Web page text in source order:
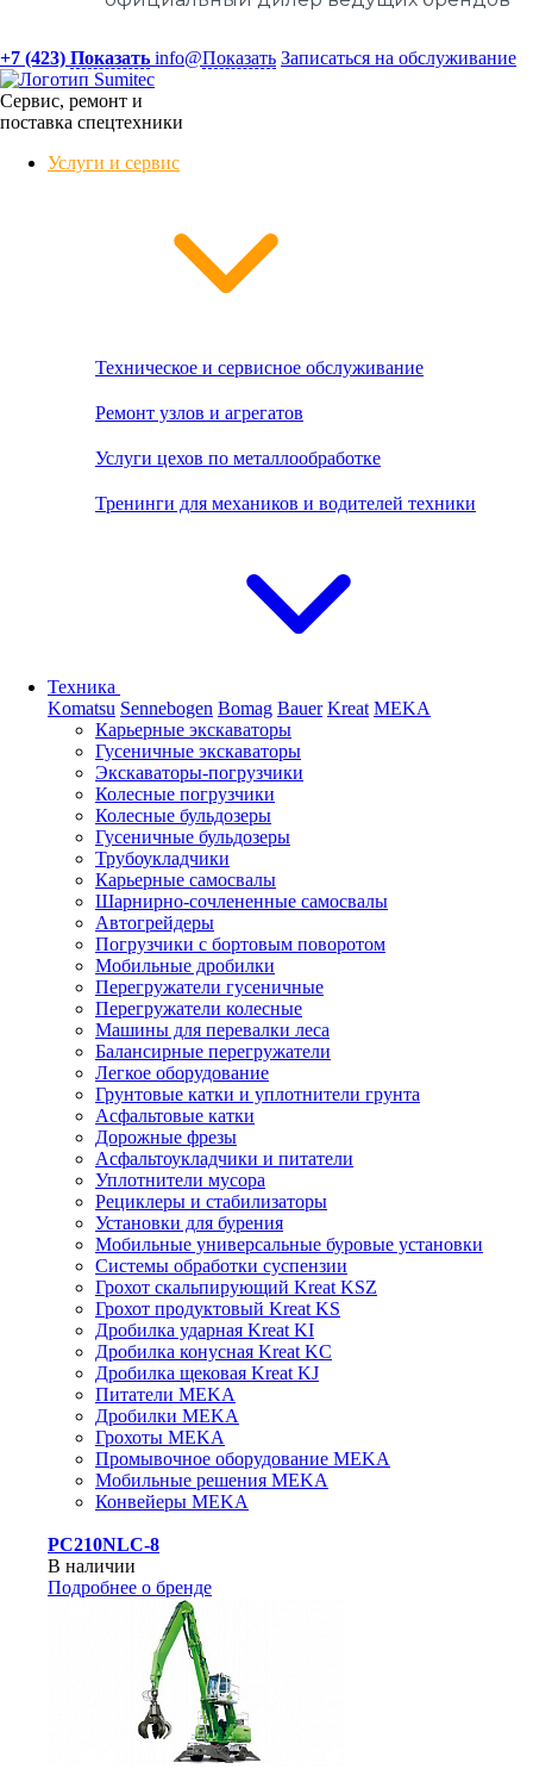
+7 (423) Показать info@Показать Записаться на обслуживание
Сервис, ремонт и
поставка спецтехники
Услуги и сервис
Техническое и сервисное обслуживание
Ремонт узлов и агрегатов
Услуги цехов по металлообработке
Тренинги для механиков и водителей техники
Техника
Komatsu Sennebogen Bomag Bauer Kreat MEKA
Карьерные экскаваторы
Гусеничные экскаваторы
Экскаваторы-погрузчики
Колесные погрузчики
Колесные бульдозеры
Гусеничные бульдозеры
Трубоукладчики
Карьерные самосвалы
Шарнирно-сочлененные cамосвалы
Автогрейдеры
Погрузчики с бортовым поворотом
Мобильные дробилки
Перегружатели гусеничные
Перегружатели колесные
Машины для перевалки леса
Балансирные перегружатели
Легкое оборудование
Грунтовые катки и уплотнители грунта
Асфальтовые катки
Дорожные фрезы
Асфальтоукладчики и питатели
Уплотнители мусора
Рециклеры и стабилизаторы
Установки для бурения
Мобильные универсальные буровые установки
Системы обработки суспензии
Грохот скальпирующий Kreat KSZ
Грохот продуктовый Kreat KS
Дробилка ударная Kreat KI
Дробилка конусная Kreat KC
Дробилка щековая Kreat KJ
Питатели MEKA
Дробилки MEKA
Грохоты MEKA
Промывочное оборудование MEKA
Мобильные решения MEKA
Конвейеры MEKA
PC210NLC-8
В наличии
Подробнее о бренде